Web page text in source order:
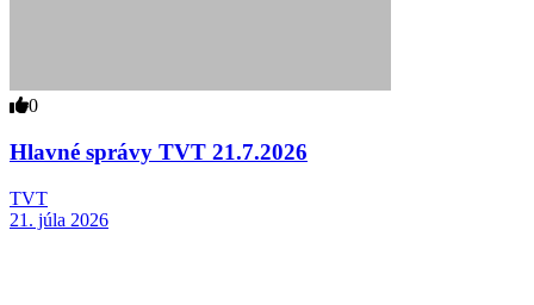
0
Hlavné správy TVT 21.7.2026
TVT
21. júla 2026